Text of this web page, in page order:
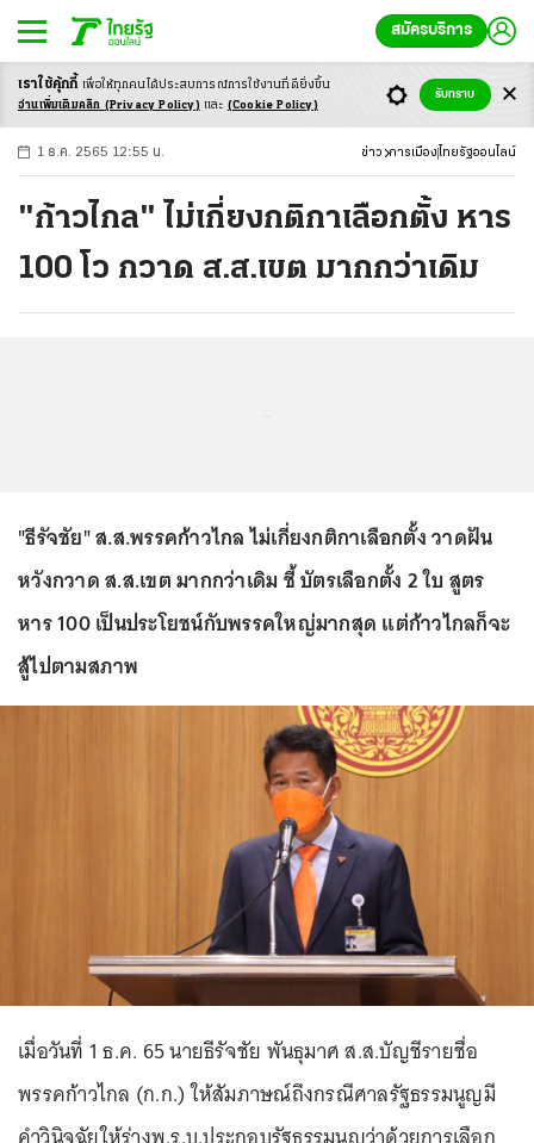
สมัครบริการ
-ก ก ก+
1 ธ.ค. 2565 12:55 น. ข่าว การเมือง ไทยรัฐออนไลน์
"ก้าวไกล" ไม่เกี่ยงกติกาเลือกตั้ง หาร
100 โว กวาด ส.ส.เขต มากกว่าเดิม
"ธีรัจชัย" ส.ส.พรรคก้าวไกล ไม่เกี่ยงกติกาเลือกตั้ง วาดฝัน
หวังกวาด ส.ส.เขต มากกว่าเดิม ชี้ บัตรเลือกตั้ง 2 ใบ สูตร
หาร 100 เป็นประโยชน์กับพรรคใหญ่มากสุด แต่ก้าวไกลก็จะ
สู้ไปตามสภาพ
เมื่อวันที่ 1 ธ.ค. 65 นายธีรัจชัย พันธุมาศ ส.ส.บัญชีรายชื่อ
พรรคก้าวไกล (ก.ก.) ให้สัมภาษณ์ถึงกรณีศาลรัฐธรรมนูญมี
เราใช้คุ้กกี้ เพื่อให้ทุกคนได้ประสบการณ์การใช้งานที่ดียิ่งขึ้น
อ่านเพิ่มเติมคลิก (Privacy Policy) และ (Cookie Policy)
รับทราบ